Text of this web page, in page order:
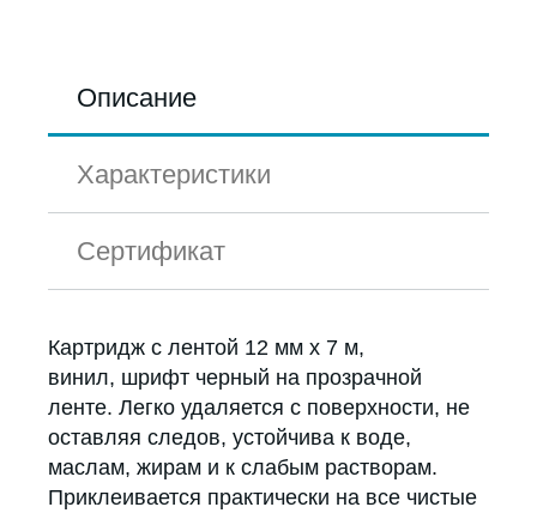
Описание
Характеристики
Сертификат
Картридж с лентой 12 мм х 7 м,
винил, шрифт черный на прозрачной
ленте. Легко удаляется с поверхности, не
оставляя следов, устойчива к воде,
маслам, жирам и к слабым растворам.
Приклеивается практически на все чистые